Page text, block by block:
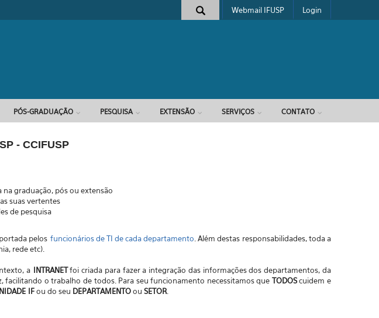
Formulário de busca
Webmail IFUSP Login
PÓS-GRADUAÇÃO PESQUISA EXTENSÃO SERVIÇOS CONTATO
- CCIFUSP
graduação, pós ou extensão
suas vertentes
de pesquisa
pelos funcionários de TI de cada departamento . Além destas responsabilidades, toda a
rede etc).
a INTRANETfoi criada para fazer a integração das informações dos departamentos, da
facilitando o trabalho de todos. Para seu funcionamento necessitamos que TODOScuidem e
IFou do seu DEPARTAMENTOouSETOR